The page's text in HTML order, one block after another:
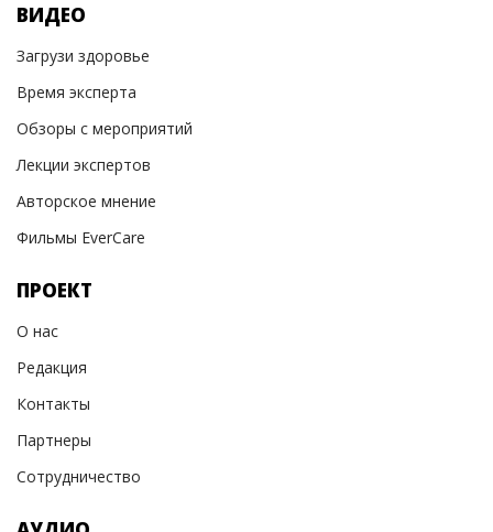
ВИДЕО
Загрузи здоровье
Время эксперта
Обзоры с мероприятий
Лекции экспертов
Авторское мнение
Фильмы EverCare
ПРОЕКТ
О нас
Редакция
Контакты
Партнеры
Сотрудничество